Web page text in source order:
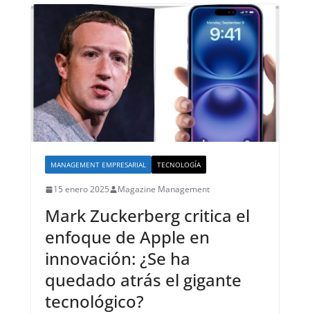
MANAGEMENT EMPRESARIAL TECNOLOGÍA
15 enero 2025 Magazine Management
Mark Zuckerberg critica el
enfoque de Apple en
innovación: ¿Se ha
quedado atrás el gigante
tecnológico?